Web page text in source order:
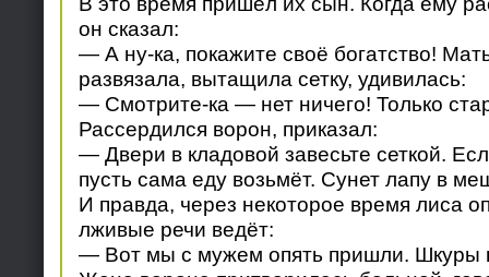
он сказал:
— А ну-ка, покажите своё богатство!
развязала, вытащила сетку, удивилась:
— Смотрите-ка — нет ничего! Только
Рассердился ворон, приказал:
— Двери в кладовой завесьте сеткой.
пусть сама еду возьмёт. Сунет лапу в
И правда, через некоторое время лиса
лживые речи ведёт:
— Вот мы с мужем опять пришли. Шкуры